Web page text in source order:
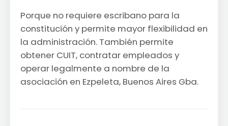
Porque no requiere escribano para la
constitución y permite mayor flexibilidad en
la administración. También permite
obtener CUIT, contratar empleados y
operar legalmente a nombre de la
asociación en Ezpeleta, Buenos Aires Gba.